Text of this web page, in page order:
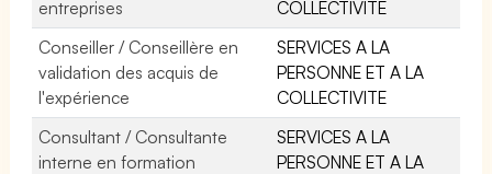
entreprises
COLLECTIVITE
Conseiller / Conseillère en
validation des acquis de
l'expérience
SERVICES A LA
PERSONNE ET A LA
COLLECTIVITE
Consultant / Consultante
interne en formation
SERVICES A LA
PERSONNE ET A LA